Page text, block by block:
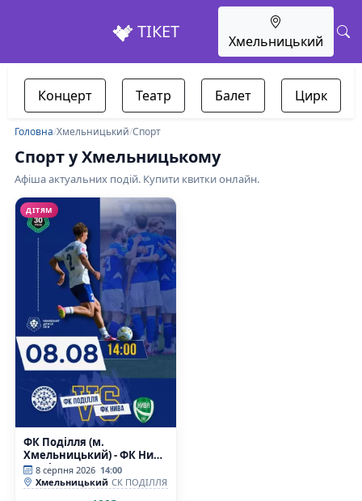
ТІКЕТ Хмельницький
Концерт Театр Балет Цирк
Головна/Хмельницький/Спорт
Спорт у Хмельницькому
Афіша актуальних подій. Купити квитки онлайн.
ДІТЯМ
ФК Поділля (м.
Хмельницький) - ФК Нива
(м. Вінниця)
8 серпня 2026 14:00
Хмельницький СК ПОДІЛЛЯ